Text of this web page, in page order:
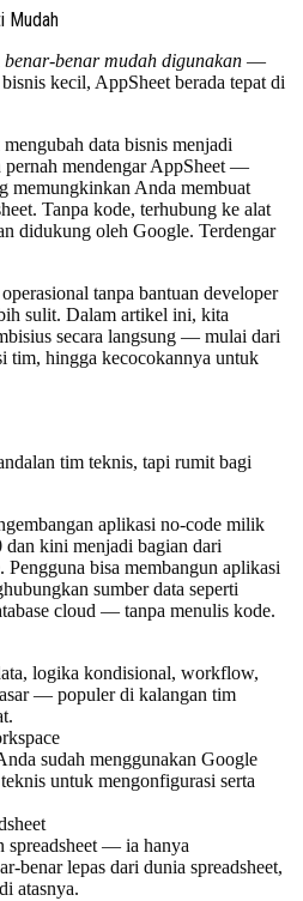
Mudah
benar-benar mudah digunakan —
kecil, AppSheet berada tepat di
data bisnis menjadi
mendengar AppSheet —
memungkinkan Anda membuat
Tanpa kode, terhubung ke alat
didukung oleh Google. Terdengar
tanpa bantuan developer
sulit. Dalam artikel ini, kita
secara langsung — mulai dari
tim, hingga kecocokannya untuk
tim teknis, tapi rumit bagi
aplikasi no-code milik
kini menjadi bagian dari
bisa membangun aplikasi
sumber data seperti
cloud — tanpa menulis kode.
logika kondisional, workflow,
— populer di kalangan tim
sudah menggunakan Google
untuk mengonfigurasi serta
spreadsheet — ia hanya
benar lepas dari dunia spreadsheet,
atasnya.